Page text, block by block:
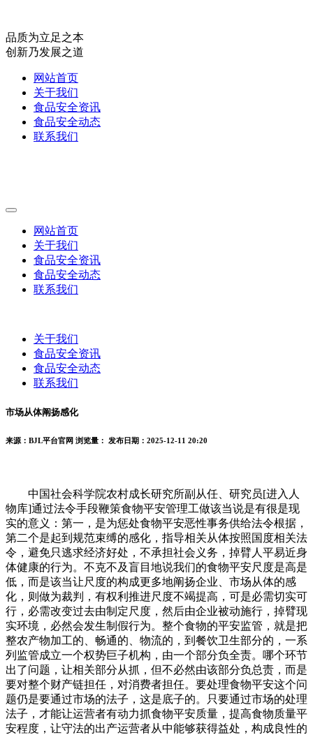
品质为立足之本
创新乃发展之道
网站首页
关于我们
食品安全资讯
食品安全动态
联系我们
网站首页
关于我们
食品安全资讯
食品安全动态
联系我们
关于我们
食品安全资讯
食品安全动态
联系我们
市场从体阐扬感化
来源：BJL平台官网 浏览量： 发布日期：2025-12-11 20:20
中国社会科学院农村成长研究所副从任、研究员[进入人
物库]通过法令手段鞭策食物平安管理工做该当说是有很是现
实的意义：第一，是为惩处食物平安恶性事务供给法令根据，
第二个是起到规范束缚的感化，指导相关从体按照国度相关法
令，避免只逃求经济好处，不承担社会义务，掉臂人平易近身
体健康的行为。不克不及盲目地说我们的食物平安尺度是高是
低，而是该当让尺度的构成更多地阐扬企业、市场从体的感
化，则做为裁判，有权利推进尺度不竭提高，可是必需切实可
行，必需改变过去由制定尺度，然后由企业被动施行，掉臂现
实环境，必然会发生制假行为。整个食物的平安监管，就是把
整农产物加工的、畅通的、物流的，到餐饮卫生部分的，一系
列监管成立一个权势巨子机构，由一个部分负全责。哪个环节
出了问题，让相关部分从抓，但不必然由该部分负总责，而是
要对整个财产链担任，对消费者担任。要处理食物平安这个问
题仍是要通过市场的法子，这是底子的。只要通过市场的处理
法子，才能让运营者有动力抓食物平安质量，提高食物质量平
安程度，让守法的出产运营者从中能够获得益处，构成良性的